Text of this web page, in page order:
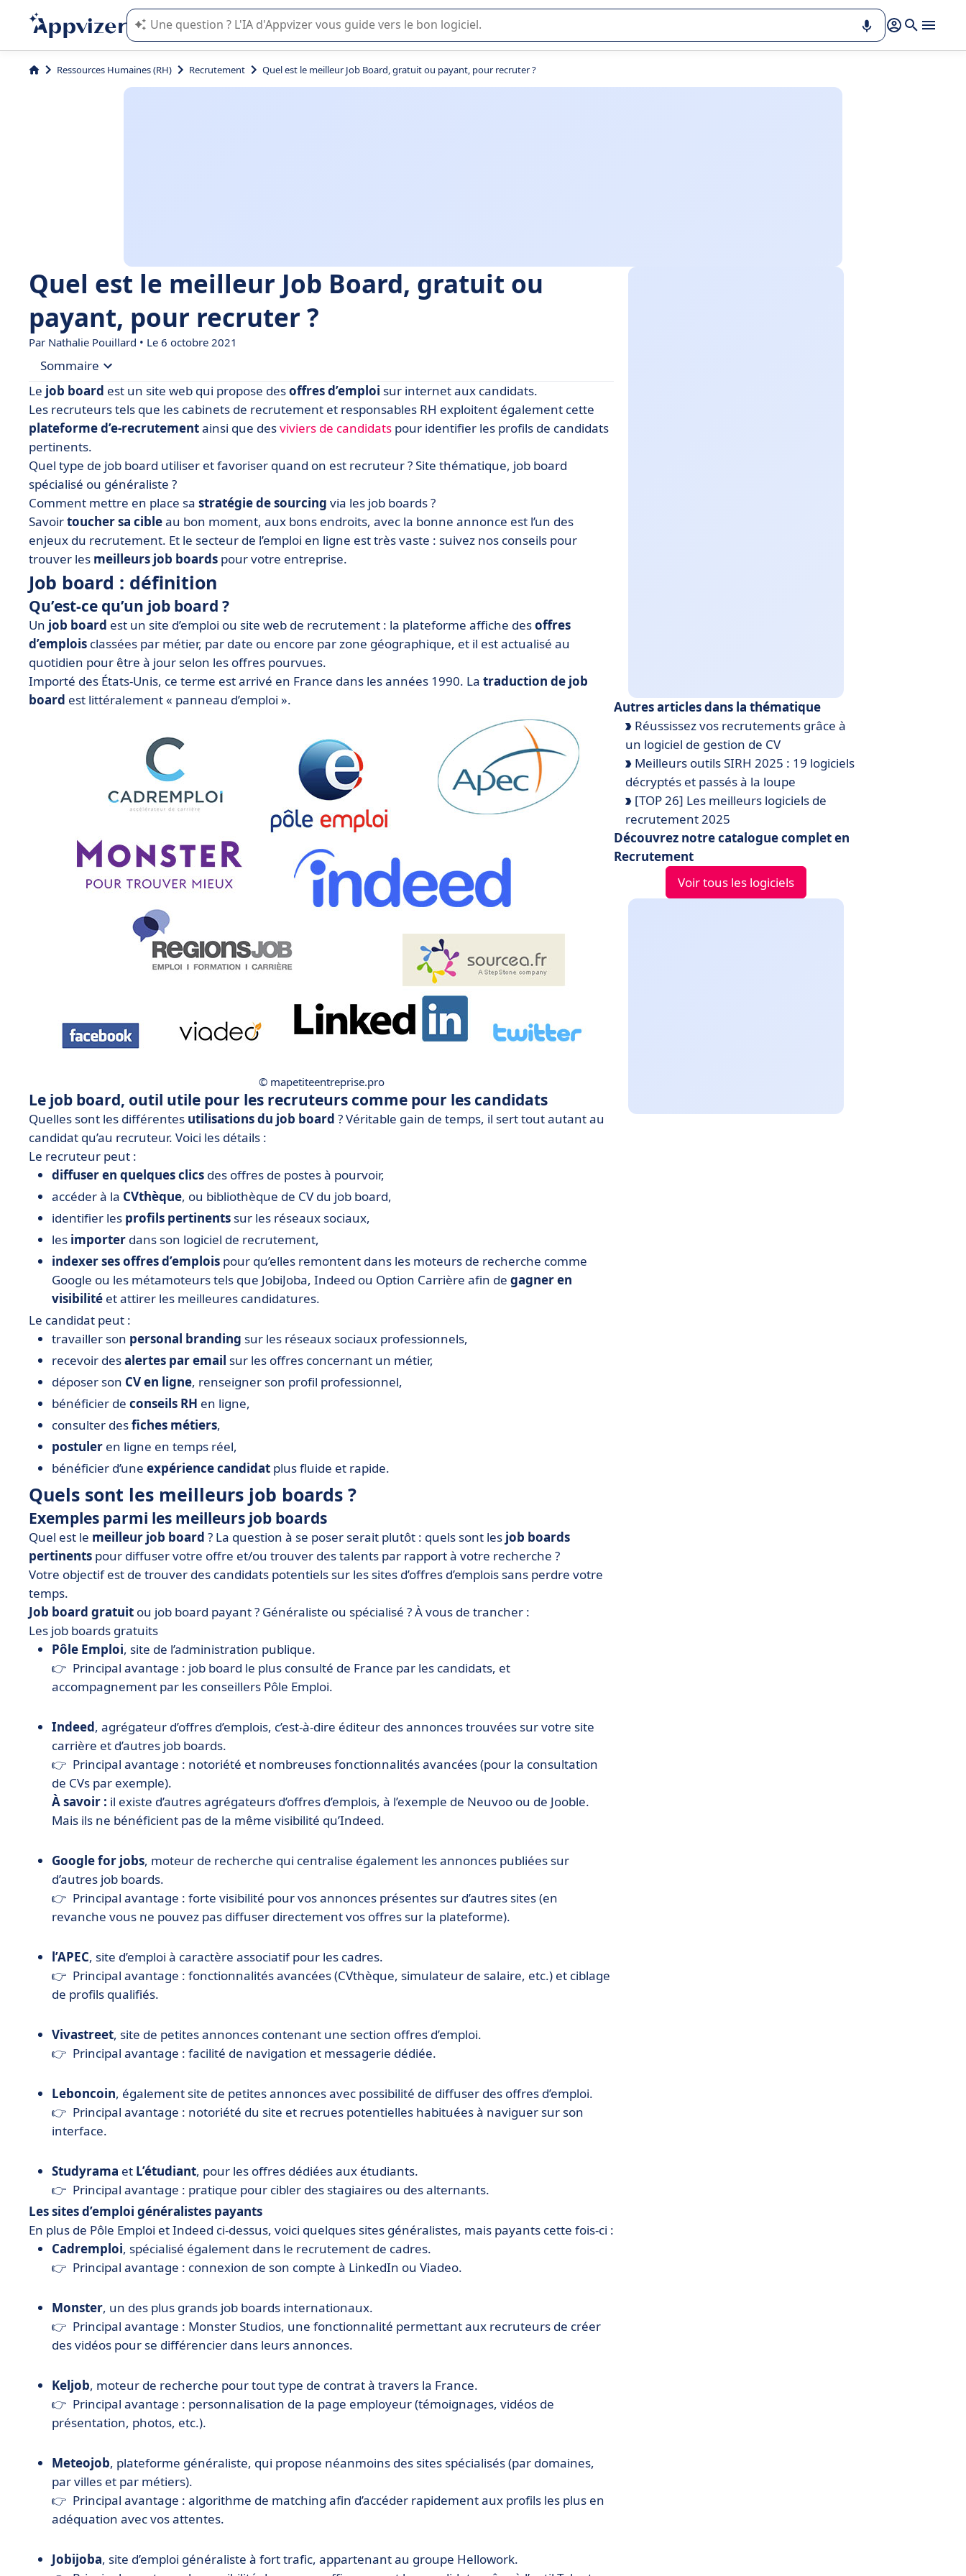
L'IA de Appvizer vous guide dans l'utilisation ou la sélection de logiciel SaaS en entreprise.
Ressources Humaines (RH) Recrutement Quel est le meilleur Job Board, gratuit ou payant, pour recruter ?
Quel est le meilleur Job Board, gratuit ou
payant, pour recruter ?
Par Nathalie Pouillard • Le 6 octobre 2021
Sommaire
• Job board : définition
• Quels sont les meilleurs job boards ?
• Comment bien choisir son job board ? 6 critères de sélection
• [Bonus] 6 conseils pour exploiter au mieux les job boards
Le job board est un site web qui propose desoffres d’emploi sur internet aux candidats.
Les recruteurs tels que les cabinets de recrutement et responsables RH exploitent également cette
plateforme d’e-recrutementainsi que desviviers de candidats pour identifier les profils de candidats
pertinents.
Quel type de job board utiliser et favoriser quand on est recruteur ? Site thématique, job board
spécialisé ou généraliste ?
Comment mettre en place sa stratégie de sourcing via les job boards ?
Savoirtoucher sa cibleau bon moment, aux bons endroits, avec la bonne annonce est l’un des
enjeux du recrutement. Et le secteur de l’emploi en ligne est très vaste : suivez nos conseils pour
trouver les meilleurs job boards pour votre entreprise.
Job board : définition
Qu’est-ce qu’un job board ?
Un job board est un site d’emploi ou site web de recrutement : la plateforme affiche desoffres
d’emplois classées par métier, par date ou encore par zone géographique, et il est actualisé au
quotidien pour être à jour selon les offres pourvues.
Importé des États-Unis, ce terme est arrivé en France dans les années 1990. La traduction de job
board est littéralement « panneau d’emploi ».
© mapetiteentreprise.pro
Le job board, outil utile pour les recruteurs comme pour les candidats
Quelles sont les différentes utilisations du job board ? Véritable gain de temps, il sert tout autant au
candidat qu’au recruteur. Voici les détails :
Le recruteur peut :
diffuser en quelques clics des offres de postes à pourvoir,
accéder à la CVthèque, ou bibliothèque de CV du job board,
identifier les profils pertinents sur les réseaux sociaux,
les importer dans son logiciel de recrutement,
indexer ses offres d’emplois pour qu’elles remontent dans les moteurs de recherche comme
Google ou les métamoteurs tels que JobiJoba, Indeed ou Option Carrière afin de gagner en
visibilité et attirer les meilleures candidatures.
Le candidat peut :
travailler son personal branding sur les réseaux sociaux professionnels,
recevoir desalertes par email sur les offres concernant un métier,
déposer son CV en ligne, renseigner son profil professionnel,
bénéficier de conseils RH en ligne,
consulter desfiches métiers,
postuler en ligne en temps réel,
bénéficier d’une expérience candidat plus fluide et rapide.
Quels sont les meilleurs job boards ?
Exemples parmi les meilleurs job boards
Quel est le meilleur job board ? La question à se poser serait plutôt : quels sont les job boards
pertinents pour diffuser votre offre et/ou trouver des talents par rapport à votre recherche ?
Votre objectif est de trouver des candidats potentiels sur les sites d’offres d’emplois sans perdre votre
temps.
Job board gratuit ou job board payant ? Généraliste ou spécialisé ? À vous de trancher :
Les job boards gratuits
Pôle Emploi, site de l’administration publique.
👉 Principal avantage : job board le plus consulté de France par les candidats, et
accompagnement par les conseillers Pôle Emploi.
Indeed, agrégateur d’offres d’emplois, c’est-à-dire éditeur des annonces trouvées sur votre site
carrière et d’autres job boards.
👉 Principal avantage : notoriété et nombreuses fonctionnalités avancées (pour la consultation
de CVs par exemple).
À savoir : il existe d’autres agrégateurs d’offres d’emplois, à l’exemple de Neuvoo ou de Jooble.
Mais ils ne bénéficient pas de la même visibilité qu’Indeed.
Google for jobs, moteur de recherche qui centralise également les annonces publiées sur
d’autres job boards.
👉 Principal avantage : forte visibilité pour vos annonces présentes sur d’autres sites (en
revanche vous ne pouvez pas diffuser directement vos offres sur la plateforme).
l’APEC, site d’emploi à caractère associatif pour les cadres.
👉 Principal avantage : fonctionnalités avancées (CVthèque, simulateur de salaire, etc.) et ciblage
de profils qualifiés.
Vivastreet, site de petites annonces contenant une section offres d’emploi.
👉 Principal avantage : facilité de navigation et messagerie dédiée.
Leboncoin, également site de petites annonces avec possibilité de diffuser des offres d’emploi.
👉 Principal avantage : notoriété du site et recrues potentielles habituées à naviguer sur son
interface.
Studyrama et L’étudiant, pour les offres dédiées aux étudiants.
👉 Principal avantage : pratique pour cibler des stagiaires ou des alternants.
Les sites d’emploi généralistes payants
En plus de Pôle Emploi et Indeed ci-dessus, voici quelques sites généralistes, mais payants cette fois-ci :
Cadremploi, spécialisé également dans le recrutement de cadres.
👉 Principal avantage : connexion de son compte à LinkedIn ou Viadeo.
Monster, un des plus grands job boards internationaux.
👉 Principal avantage : Monster Studios, une fonctionnalité permettant aux recruteurs de créer
des vidéos pour se différencier dans leurs annonces.
Keljob, moteur de recherche pour tout type de contrat à travers la France.
👉 Principal avantage : personnalisation de la page employeur (témoignages, vidéos de
présentation, photos, etc.).
Meteojob, plateforme généraliste, qui propose néanmoins des sites spécialisés (par domaines,
par villes et par métiers).
👉 Principal avantage : algorithme de matching afin d’accéder rapidement aux profils les plus en
adéquation avec vos attentes.
Jobijoba, site d’emploi généraliste à fort trafic, appartenant au groupe Hellowork.
Autres articles dans la thématique
Réussissez vos recrutements grâce à
un logiciel de gestion de CV
Meilleurs outils SIRH 2025 : 19 logiciels
décryptés et passés à la loupe
[TOP 26] Les meilleurs logiciels de
recrutement 2025
Découvrez notre catalogue complet en
Recrutement
Voir tous les logiciels